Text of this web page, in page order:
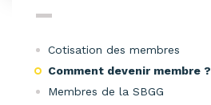
Cotisation des membres
Comment devenir membre ?
Membres de la SBGG